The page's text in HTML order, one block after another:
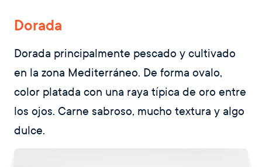
Dorada
Dorada principalmente pescado y cultivado
en la zona Mediterráneo. De forma ovalo,
color platada con una raya típica de oro entre
los ojos. Carne sabroso, mucho textura y algo
dulce.